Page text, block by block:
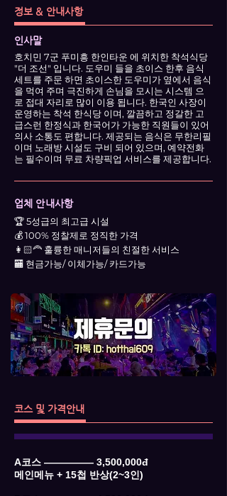
정보 & 안내사항
인사말
호치민 7군 푸미흥 한인타운 에 위치한 착석식당
"더 조선" 입니다. 도우미 들을 초이스 한후 음식
세트를 주문 하면 초이스한 도우미가 옆에서 음식
을 먹여 주며 극진하게 손님을 모시는 시스템 으
로 접대 자리로 많이 이용 됩니다. 한국인 사장이
운영하는 착석 한식당 이며, 깔끔하고 정갈한 고
급스런 한정식과 한국어가 가능한 직원들이 있어
의사 소통도 편합니다. 제공되는 음식은 무한리필
이며 노래방 시설도 구비 되어 있으며, 예약전화
는 필수이며 무료 차량픽업 서비스를 제공합니다.
업체 안내사항
🏆 5성급의 최고급 시설
💰 100% 정찰제로 정직한 가격
👩🏻‍🦰 훌륭한 매니저들의 친절한 서비스
🏧 현금가능/ 이체가능/ 카드가능
코스 및 가격안내
A코스 ――――― 3,500,000đ
메인메뉴 + 15첩 반상(2~3인)